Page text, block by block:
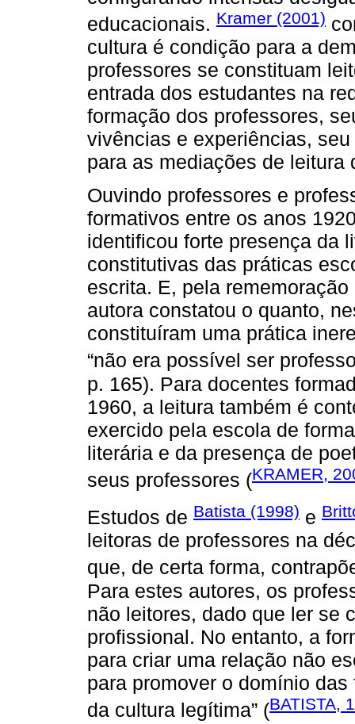
educacionais. Kramer (2001)
cultura é condição para a
professores se constituam
entrada dos estudantes na
formação dos professores,
vivências e experiências,
para as mediações de leitura
Ouvindo professores e
formativos entre os anos
identificou forte presença da
constitutivas das práticas
escrita. E, pela
autora constatou o quanto,
constituíram uma prática
“não era possível ser
p. 165). Para docentes
1960, a leitura também é
exercido pela escola de
literária e da presença de
seus professores (KRAMER,
Estudos de Batista (1998) e
leitoras de professores na
que, de certa forma,
Para estes autores, os
não leitores, dado que ler se
profissional. No entanto, a
para criar uma relação não
para promover o domínio
da cultura legítima” (BATISTA,